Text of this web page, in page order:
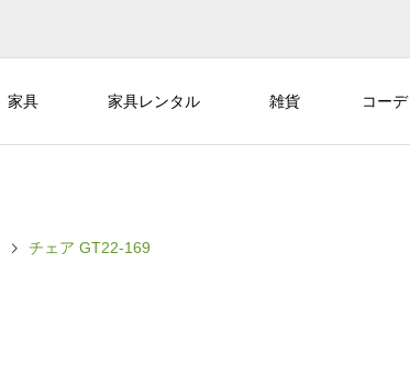
家具 家具レンタル 雑貨 コー
チェア GT22-169